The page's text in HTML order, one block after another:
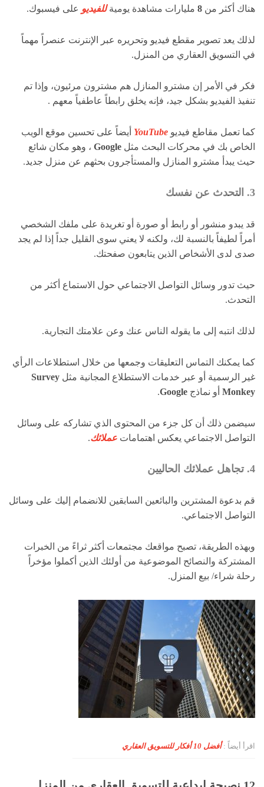
هناك أكثر من مليارات مشاهدة يوميةللفيديو على فيسبوك.
لذلك يعد تصوير مقطع فيديو وتحريره عبر الإنترنت عنصراً مهماً
في التسويق العقاري من المنزل.
فكر في الأمر إن مشترو المنازل هم مشترون مرئيون، وإذا تم
تنفيذ الفيديو بشكل جيد، فإنه يخلق رابطاً عاطفياً معهم .
كما تعمل مقاطع فيديو
أيضاً على تحسين موقع الويب
الخاص بك في محركات البحث مثل Google ، وهو مكان شائع
حيث يبدأ مشترو المنازل والمستأجرون بحثهم عن منزل جديد.
3. التحدث عن نفسك
قد يبدو منشور أو رابط أو صورة أو تغريدة على ملفك الشخصي
أمراً لطيفاً بالنسبة لك، ولكنه لا يعني سوى القليل جداً إذا لم يجد
صدى لدى الأشخاص الذين يتابعون صفحتك.
حيث تدور وسائل التواصل الاجتماعي حول الاستماع أكثر من
التحدث.
لذلك انتبه إلى ما يقوله الناس عنك وعن علامتك التجارية.
كما يمكنك التماس التعليقات وجمعها من خلال استطلاعات الرأي
غير الرسمية أو عبر خدمات الاستطلاع المجانية مثل Survey
Monkey أو نماذج Google
.
سيضمن ذلك أن كل جزء من المحتوى الذي تشاركه على وسائل
التواصل الاجتماعي يعكس اهتمامات عملائك.
4. تجاهل عملائك الحاليين
قم بدعوة المشترين والبائعين السابقين للانضمام إليك على وسائل
التواصل الاجتماعي.
وبهذه الطريقة، تصبح مواقعك مجتمعات أكثر ثراءً من الخبرات
المشتركة والنصائح الموضوعية من أولئك الذين أكملوا مؤخراً
رحلة شراء/ بيع المنزل.
اقرأ أيضاً : أفضل 10 أفكار للتسويق العقاري